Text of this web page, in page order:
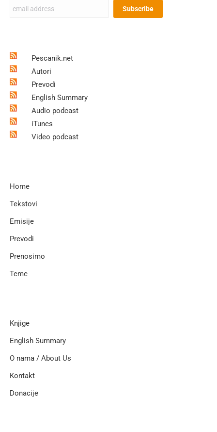
Pescanik.net
Autori
Prevodi
English Summary
Audio podcast
iTunes
Video podcast
Home
Tekstovi
Emisije
Prevodi
Prenosimo
Teme
Knjige
English Summary
O nama / About Us
Kontakt
Donacije